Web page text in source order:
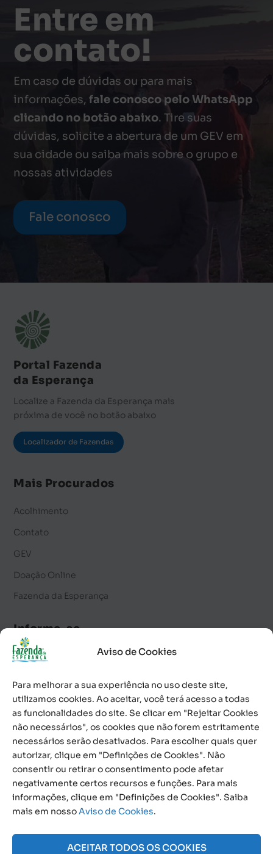
Aviso de Cookies
Para melhorar a sua experiência no uso deste site,
utilizamos cookies. Ao aceitar, você terá acesso a todas
as funcionalidades do site. Se clicar em "Rejeitar Cookies
não necessários", os cookies que não forem estritamente
necessários serão desativados. Para escolher quais quer
autorizar, clique em "Definições de Cookies". Não
consentir ou retirar o consentimento pode afetar
negativamente certos recursos e funções. Para mais
informações, clique em "Definições de Cookies". Saiba
mais em nossoAviso de Cookies.
ACEITAR TODOS OS COOKIES
Entre em
contato!
Em caso de dúvidas ou para mais
informações,fale conosco pelo WhatsApp
clicando no botão abaixo. Tire suas
dúvidas, solicite a abertura de um GEV em
sua cidade ou saiba mais sobre o grupo e
nossas atividades
Fale conosco
Portal Fazenda
da Esperança
Localize a Fazenda da Esperança mais
próxima de você no botão abaixo
Localizador de Fazendas
Mais Procurados
Acolhimento
Contato
GEV
Doação Online
Fazenda da Esperança
Informe-se
Notícias
Calendário de Eventos
Informativo
Contato
0800 591 1100
Social